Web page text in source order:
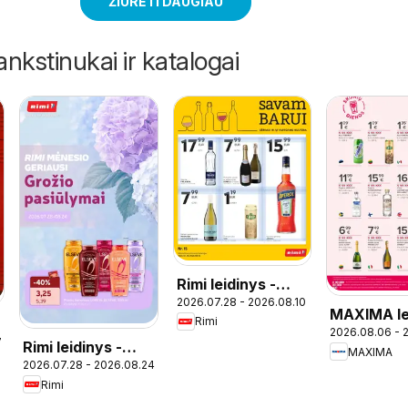
ir katalogai
Rimi leidinys -
Grožio pasiūlymai
2026.07.28 - 2026.08.24
Rimi
Rimi leidinys -
Alkoholinių
gėrimų
2026.07.28 - 2026.08.10
Rimi
MAXIMA
- Skonių
2026.08.06 -
MAXIMA